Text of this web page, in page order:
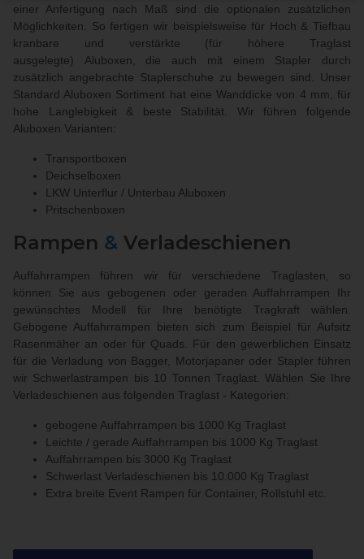
einer Anfertigung nach Maß sind die optionalen zusätzlichen
Möglichkeiten. So fertigen wir beispielsweise für Hoch & Tiefbau
kranbare und verstärkte (für höhere Traglast
ausgelegte) Aluboxen, die auch mit einem Stapler durch
zusätzlich angebrachte Staplerschuhe zu bewegen sind. Unser
Standard Aluboxen Sortiment hat eine Wanddicke von 4 mm, für
hohe Langlebigkeit & beste Stabilität. Wir führen folgende
Aluboxen Varianten:
Transportboxen
Deichselboxen
LKW Unterflur / Unterbau Aluboxen
Pritschenboxen
Rampen & Verladeschienen
Auffahrrampen führen wir für verschiedene Traglasten, so
können Sie aus gebogenen oder geraden Auffahrrampen Ihr
gewünschtes Modell für Ihre benötigte Tragkraft wählen.
Gebogene Auffahrrampen bieten sich zum Beispiel für Aufsitz
Rasenmäher an oder für Quads. Für den gewerblichen Einsatz
für die Verladung von Bagger, Motorjapaner oder Stapler führen
wir Schwerlastrampen bis 10 Tonnen Traglast. Wählen Sie Ihre
Verladeschienen aus folgenden Traglast - Kategorien:
gebogene Auffahrrampen bis 1000 Kg Traglast
Leichte / gerade Auffahrrampen bis 1000 Kg Traglast
Auffahrrampen bis 3000 Kg Traglast
Schwerlast Verladeschienen bis 10.000 Kg Traglast
Extra breite Event Rampen für Container, Rollstuhl etc.